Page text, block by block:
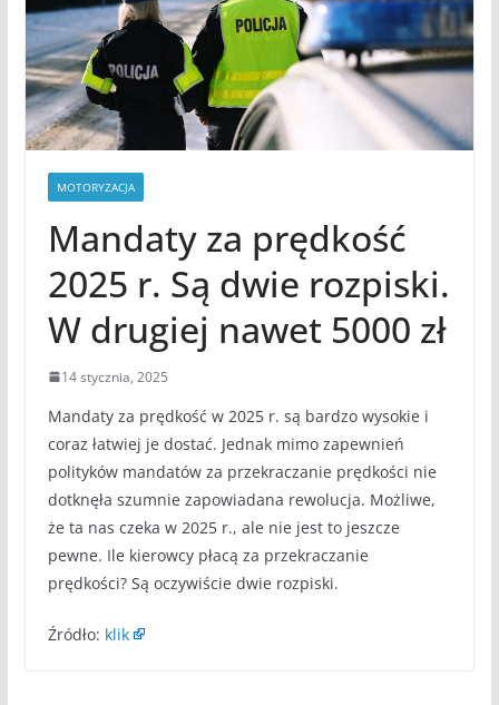
MOTORYZACJA
Mandaty za prędkość
2025 r. Są dwie rozpiski.
W drugiej nawet 5000 zł
14 stycznia, 2025
Mandaty za prędkość w 2025 r. są bardzo wysokie i
coraz łatwiej je dostać. Jednak mimo zapewnień
polityków mandatów za przekraczanie prędkości nie
dotknęła szumnie zapowiadana rewolucja. Możliwe,
że ta nas czeka w 2025 r., ale nie jest to jeszcze
pewne. Ile kierowcy płacą za przekraczanie
prędkości? Są oczywiście dwie rozpiski.
Źródło: klik